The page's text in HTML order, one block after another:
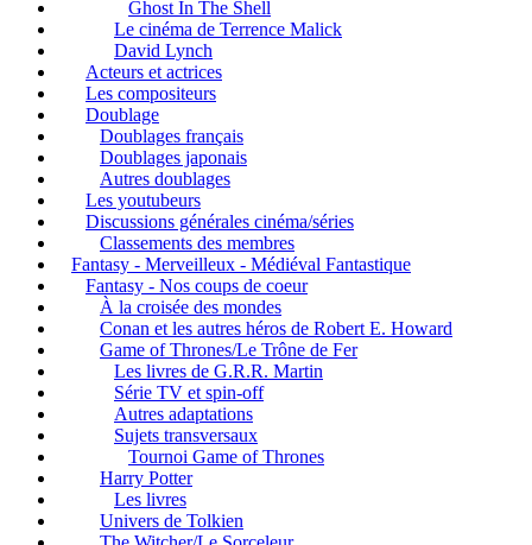
Ghost In The Shell
Le cinéma de Terrence Malick
David Lynch
Acteurs et actrices
Les compositeurs
Doublage
Doublages français
Doublages japonais
Autres doublages
Les youtubeurs
Discussions générales cinéma/séries
Classements des membres
Fantasy - Merveilleux - Médiéval Fantastique
Fantasy - Nos coups de coeur
À la croisée des mondes
Conan et les autres héros de Robert E. Howard
Game of Thrones/Le Trône de Fer
Les livres de G.R.R. Martin
Série TV et spin-off
Autres adaptations
Sujets transversaux
Tournoi Game of Thrones
Harry Potter
Les livres
Univers de Tolkien